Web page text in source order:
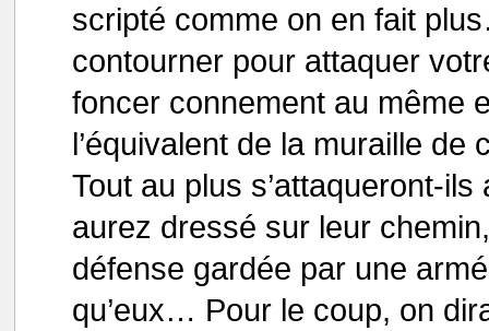
scripté comme on en fait
contourner pour attaquer
foncer connement au même
l’équivalent de la muraille
Tout au plus s’attaqueront-
aurez dressé sur leur
défense gardée par une
qu’eux… Pour le coup, on